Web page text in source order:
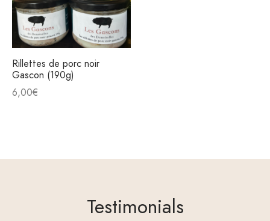
Rillettes de porc noir
Gascon (190g)
6,00€
Testimonials